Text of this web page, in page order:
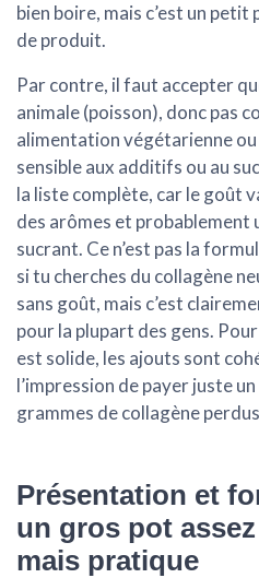
bien boire, mais c’est un
de produit.
Par contre, il faut accepter
animale (poisson), donc pas
alimentation végétarienne ou
sensible aux additifs ou au
la liste complète, car le goût
des arômes et probablement
sucrant. Ce n’est pas la
si tu cherches du collagène
sans goût, mais c’est
pour la plupart des gens.
est solide, les ajouts sont
l’impression de payer juste
grammes de collagène
Présentation et
un gros pot
mais pratique